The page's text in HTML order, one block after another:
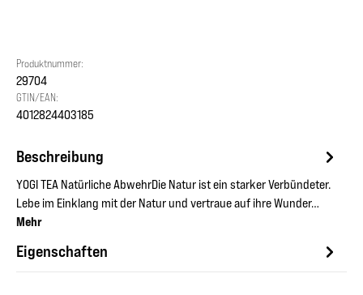
Produktnummer:
29704
GTIN/EAN:
4012824403185
Beschreibung
YOGI TEA Natürliche AbwehrDie Natur ist ein starker Verbündeter.
Lebe im Einklang mit der Natur und vertraue auf ihre Wunder…
Mehr
Eigenschaften